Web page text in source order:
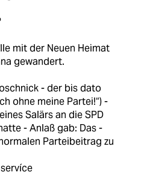
mit der Neuen Heimat
gewandert.
- der bis dato
ohne meine Partei!“) -
Salärs an die SPD
- Anlaß gab: Das -
Parteibeitrag zu